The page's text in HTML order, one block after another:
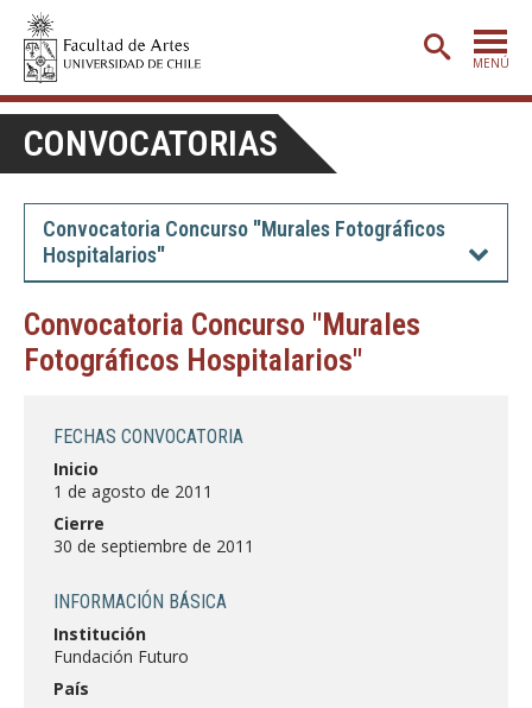
MENÚ
PORTADA
ADMISIÓN
ETAPA BÁSICA
POSTGRADO
EXTENSIÓN
BIBLIOTECA
DEPARTAMENTOS
FACULTAD
Estudiantes
Académicas/os
CONVOCATORIAS
Convocatoria Concurso "Murales Fotográficos
Hospitalarios"
Convocatoria Concurso "Murales
Fotográficos Hospitalarios"
FECHAS CONVOCATORIA
Inicio
1 de agosto de 2011
Cierre
30 de septiembre de 2011
INFORMACIÓN BÁSICA
Institución
Fundación Futuro
País